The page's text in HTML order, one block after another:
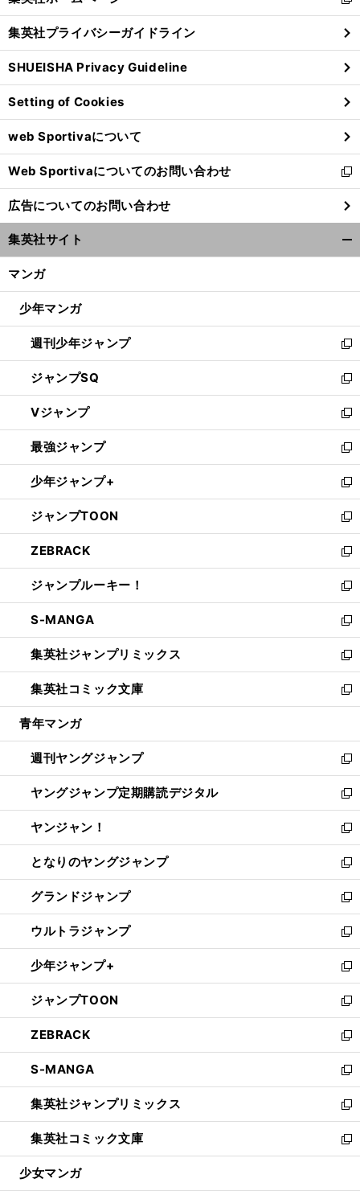
閉
る
し
い
ウ
ィ
ン
ド
ウ
で
開
く
集英社プライバシーガイドライン
SHUEISHA Privacy Guideline
Setting of Cookies
web Sportivaについて
Web Sportivaについてのお問い合わせ
新
し
い
ウ
ィ
ン
ウ
開
く
広告についてのお問い合わせ
集英社サイト
マンガ
少年マンガ
週刊少年ジャンプ
新
し
い
ウ
ィ
ン
ド
ウ
で
開
く
ジャンプSQ
新
し
い
ウ
ィ
ン
ド
ウ
で
開
く
Vジャンプ
新
し
い
ウ
ィ
ン
ド
ウ
で
開
く
最強ジャンプ
新
し
い
ウ
ィ
ン
ド
ウ
で
開
く
少年ジャンプ+
新
し
い
ウ
ィ
ン
ド
ウ
で
開
く
ジャンプTOON
新
し
い
ウ
ィ
ン
ド
ウ
で
開
く
ZEBRACK
新
し
い
ウ
ィ
ン
ド
ウ
で
開
ジャンプルーキー！
新
し
い
ウ
ィ
ン
ド
ウ
開
く
S-MANGA
新
し
い
ウ
ィ
ン
ウ
で
開
く
集英社ジャンプリミックス
新
し
い
ウ
ン
ド
ウ
で
開
く
集英社コミック文庫
新
し
ウ
ィ
ン
ド
ウ
で
開
く
青年マンガ
週刊ヤングジャンプ
新
し
い
ウ
ィ
ン
ド
ウ
で
開
く
ヤングジャンプ定期購読デジタル
新
し
い
ウ
ィ
ン
ド
ウ
で
開
く
ヤンジャン！
新
し
い
ウ
ィ
ン
ド
ウ
で
開
く
となりのヤングジャンプ
新
し
い
ウ
ィ
ン
ド
ウ
で
開
く
グランドジャンプ
新
し
い
ウ
ィ
ン
ド
ウ
で
開
く
ウルトラジャンプ
新
し
い
ウ
ィ
ン
ド
ウ
で
開
く
少年ジャンプ+
新
し
い
ウ
ィ
ン
ド
ウ
で
開
く
ジャンプTOON
新
し
い
ウ
ィ
ン
ド
ウ
で
開
ZEBRACK
新
し
い
ウ
ィ
ン
ド
ウ
S-MANGA
新
し
い
ウ
ィ
ン
集英社ジャンプリミックス
新
し
い
ウ
集英社コミック文庫
新
し
少女マンガ